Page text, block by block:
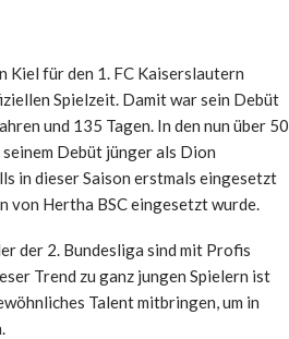
Kiel für den 1. FC Kaiserslautern
Spielzeit. Damit war sein Debüt
und 135 Tagen. In den nun über 50
Debüt jünger als Dion
in dieser Saison erstmals eingesetzt
von Hertha BSC eingesetzt wurde.
der 2. Bundesliga sind mit Profis
Trend zu ganz jungen Spielern ist
Talent mitbringen, um in